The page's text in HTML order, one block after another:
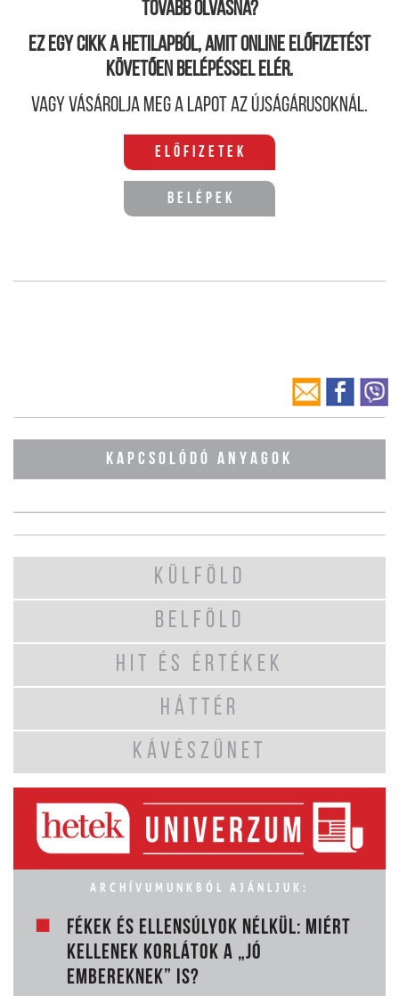
Tovább olvasná?
Ez egy cikk a hetilapból, amit online előfizetést
követően belépéssel elér.
Vagy vásárolja meg a lapot az újságárusoknál.
Előfizetek
Belépek
KAPCSOLÓDÓ ANYAGOK
KÜLFÖLD
BELFÖLD
HIT ÉS ÉRTÉKEK
HÁTTÉR
KÁVÉSZÜNET
ARCHÍVUMUNKBÓL AJÁNLJUK:
FÉKEK ÉS ELLENSÚLYOK NÉLKÜL: MIÉRT
KELLENEK KORLÁTOK A „JÓ
EMBEREKNEK” IS?